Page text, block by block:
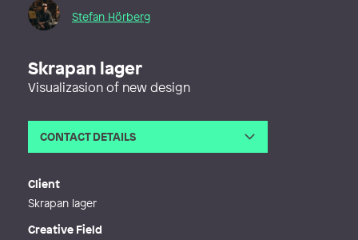
Stefan Hörberg
Skrapan lager
Visualizasion of new design
CONTACT DETAILS
Web
Client
Skrapan lager
Creative Field